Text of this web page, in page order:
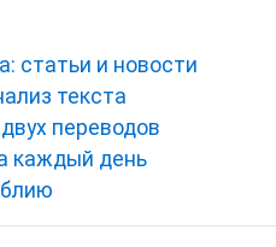
статьи и новости
текста
переводов
каждый день